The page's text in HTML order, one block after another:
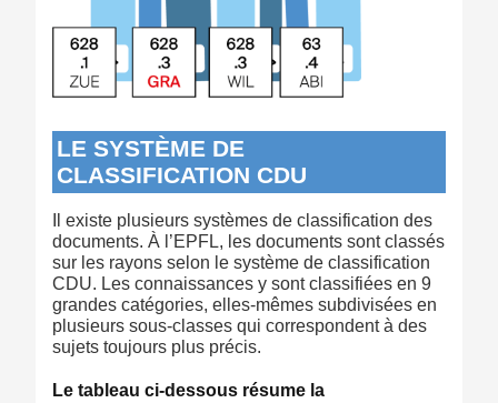
LE SYSTÈME DE
CLASSIFICATION CDU
Il existe plusieurs systèmes de classification des
documents. À l’EPFL, les documents sont classés
sur les rayons selon le système de classification
CDU. Les connaissances y sont classifiées en 9
grandes catégories, elles-mêmes subdivisées en
plusieurs sous-classes qui correspondent à des
sujets toujours plus précis.
Le tableau ci-dessous résume la